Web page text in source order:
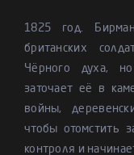
1825 год.
британских
Чёрного духа,
заточает её в
войны,
чтобы отомстить
контроля и